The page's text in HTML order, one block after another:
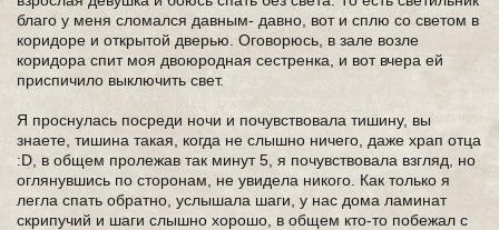
благо у меня сломался давным- давно, вот и сплю со светом в
коридоре и открытой дверью. Оговорюсь, в зале возле
коридора спит моя двоюродная сестренка, и вот вчера ей
приспичило выключить свет.
Я проснулась посреди ночи и почувствовала тишину, вы
знаете, тишина такая, когда не слышно ничего, даже храп отца
:D, в общем пролежав так минут 5, я почувствовала взгляд, но
оглянувшись по сторонам, не увидела никого. Как только я
легла спать обратно, услышала шаги, у нас дома ламинат
скрипучий и шаги слышно хорошо, в общем кто-то побежал с